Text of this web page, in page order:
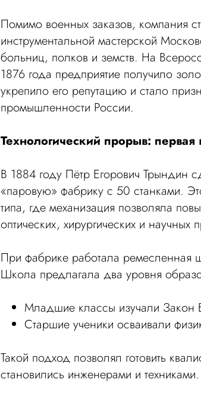
Помимо военных заказов, компания
инструментальной мастерской
больниц, полков и земств. На
1876 года предприятие получило
укрепило его репутацию и стало
промышленности России.
Технологический прорыв: первая
В 1884 году Пётр Егорович
«паровую» фабрику с 50 станками.
типа, где механизация позволяла
оптических, хирургических и научных
При фабрике работала ремесленная
Школа предлагала два уровня
Младшие классы изучали Закон
Старшие ученики осваивали
Такой подход позволял готовить
становились инженерами и техниками.